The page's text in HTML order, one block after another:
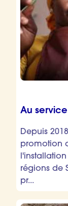
Au
Depuis
promotion
régions de
pr...